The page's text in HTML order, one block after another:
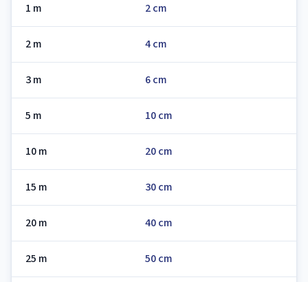
1 m 2 cm
2 m 4 cm
3 m 6 cm
5 m 10 cm
10 m 20 cm
15 m 30 cm
20 m 40 cm
25 m 50 cm